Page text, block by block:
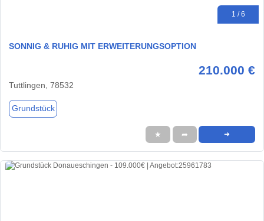
1 / 6
SONNIG & RUHIG MIT ERWEITERUNGSOPTION
210.000 €
Tuttlingen, 78532
Grundstück
★ ➦ ➜